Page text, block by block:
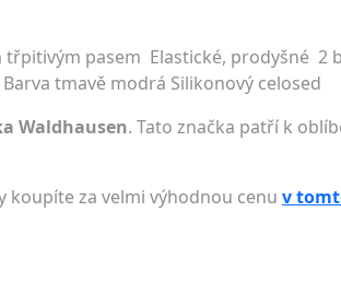
pasem Elastické, prodyšné 2
tmavě modrá Silikonový celosed
Waldhausen. Tato značka patří k
koupíte za velmi výhodnou cenu v